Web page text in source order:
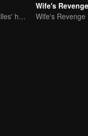
She is his Achilles' heel and his armor
Wife's Revenge
Wife's Revenge